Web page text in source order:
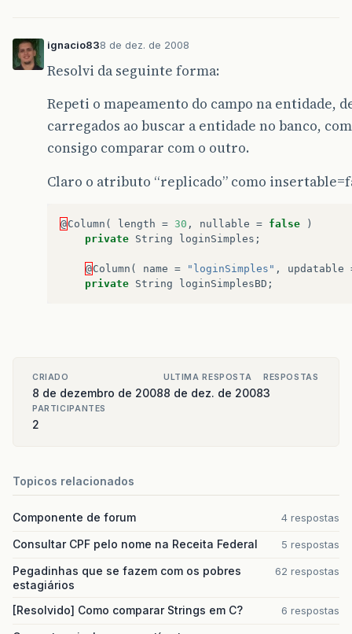
ignacio838 de dez. de 2008
Resolvi da seguinte forma:
Repeti o mapeamento do campo na entidade,
carregados ao buscar a entidade no banco,
consigo comparar com o outro.
Claro o atributo “replicado” como
@Column ( length = 30 , nullable = false
)
private String loginSimples ;
@Column ( name = "loginSimples" , updatable
private String loginSimplesBD ;
CRIADO
8 de dezembro de 2008
ULTIMA RESPOSTA
8 de dez. de 2008
RESPOSTAS
3
PARTICIPANTES
2
Topicos relacionados
Componente de forum 4 respostas
Consultar CPF pelo nome na Receita Federal 5 respostas
Pegadinhas que se fazem com os pobres
estagiários
62 respostas
[Resolvido] Como comparar Strings em C? 6 respostas